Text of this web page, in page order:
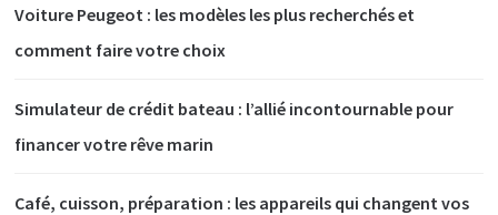
Voiture Peugeot : les modèles les plus recherchés et
comment faire votre choix
Simulateur de crédit bateau : l’allié incontournable pour
financer votre rêve marin
Café, cuisson, préparation : les appareils qui changent vos